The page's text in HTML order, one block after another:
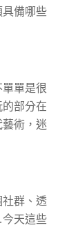
具備哪些
單是很
部分在
術，迷
群、透
天這些